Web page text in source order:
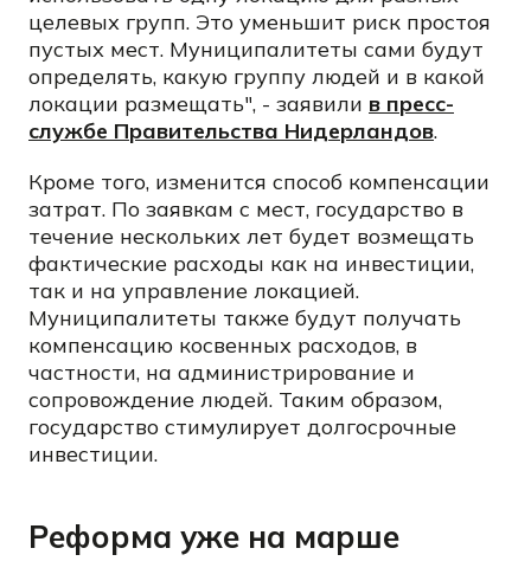
целевых групп. Это уменьшит риск простоя
пустых мест. Муниципалитеты сами будут
определять, какую группу людей и в какой
локации размещать", - заявили в пресс-
службе Правительства Нидерландов.
Кроме того, изменится способ компенсации
затрат. По заявкам с мест, государство в
течение нескольких лет будет возмещать
фактические расходы как на инвестиции,
так и на управление локацией.
Муниципалитеты также будут получать
компенсацию косвенных расходов, в
частности, на администрирование и
сопровождение людей. Таким образом,
государство стимулирует долгосрочные
инвестиции.
Реформа уже на марше